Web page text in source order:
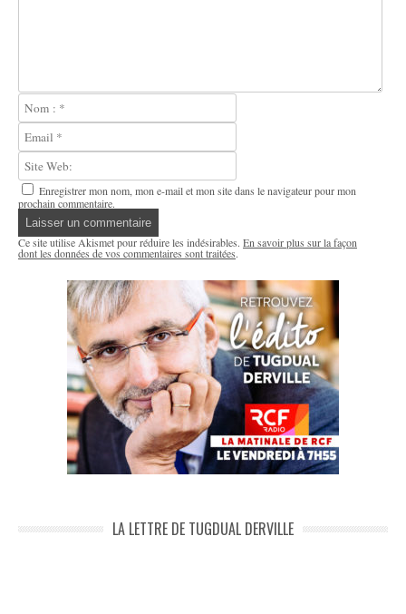
Enregistrer mon nom, mon e-mail et mon site dans le navigateur pour mon
prochain commentaire.
Ce site utilise Akismet pour réduire les indésirables. En savoir plus sur la façon
dont les données de vos commentaires sont traitées.
LA LETTRE DE TUGDUAL DERVILLE